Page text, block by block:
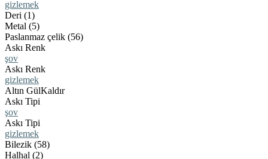
gizlemek
Deri (1)
Metal (5)
Paslanmaz çelik (56)
Askı Renk
şov
Askı Renk
gizlemek
Altın GülKaldır
Askı Tipi
şov
Askı Tipi
gizlemek
Bilezik (58)
Halhal (2)